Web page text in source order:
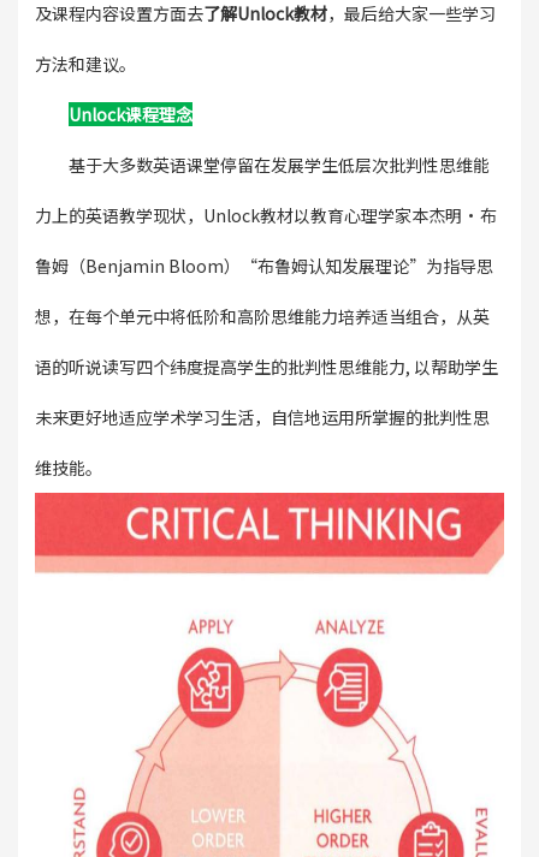
及课程内容设置方面去了解Unlock教材，最后给大家一些学习
方法和建议。
Unlock课程理念
基于大多数英语课堂停留在发展学生低层次批判性思维能
力上的英语教学现状，Unlock教材以教育心理学家本杰明·布
鲁姆（Benjamin Bloom）“布鲁姆认知发展理论”为指导思
想，在每个单元中将低阶和高阶思维能力培养适当组合，从英
语的听说读写四个纬度提高学生的批判性思维能力, 以帮助学生
未来更好地适应学术学习生活，自信地运用所掌握的批判性思
维技能。